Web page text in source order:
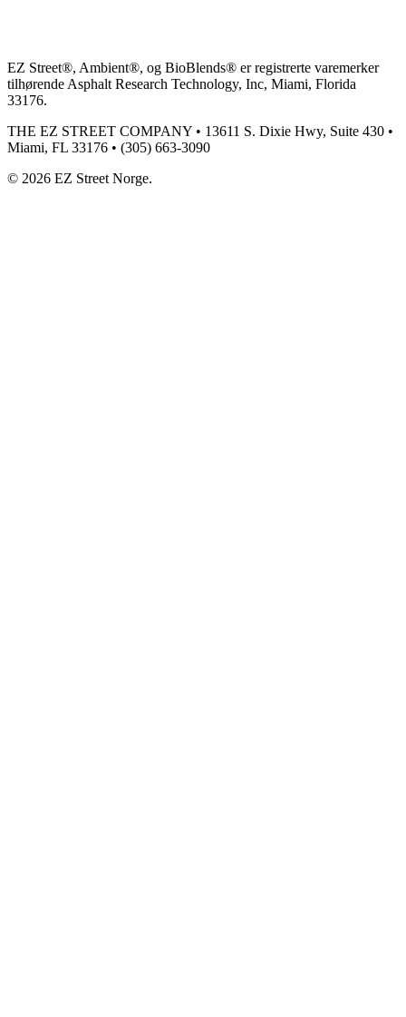
EZ Street®, Ambient®, og BioBlends® er registrerte varemerker
tilhørende Asphalt Research Technology, Inc, Miami, Florida
33176.
THE EZ STREET COMPANY • 13611 S. Dixie Hwy, Suite 430 •
Miami, FL 33176 • (305) 663-3090
© 2026 EZ Street Norge.